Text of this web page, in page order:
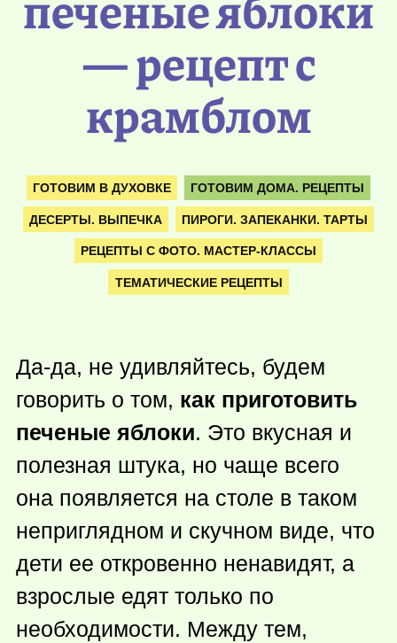
— рецепт с
крамблом
ГОТОВИМ В ДУХОВКЕ ГОТОВИМ ДОМА. РЕЦЕПТЫ
ДЕСЕРТЫ. ВЫПЕЧКА ПИРОГИ. ЗАПЕКАНКИ. ТАРТЫ
РЕЦЕПТЫ С ФОТО. МАСТЕР-КЛАССЫ
ТЕМАТИЧЕСКИЕ РЕЦЕПТЫ
Да-да, не удивляйтесь, будем
говорить о том, как приготовить
печеные яблоки. Это вкусная и
полезная штука, но чаще всего
она появляется на столе в таком
неприглядном и скучном виде, что
дети ее откровенно ненавидят, а
взрослые едят только по
необходимости. Между тем,